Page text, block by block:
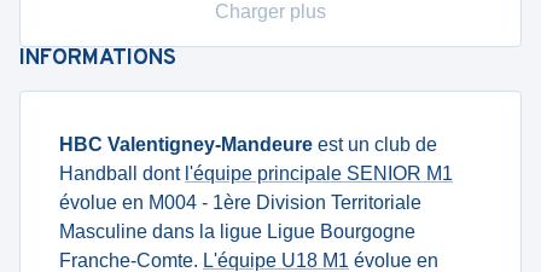
Charger plus
INFORMATIONS
HBC Valentigney-Mandeure est un club de
Handball dont l'équipe principale SENIOR M1
évolue en M004 - 1ère Division Territoriale
Masculine dans la ligue Ligue Bourgogne
Franche-Comte. L'équipe U18 M1 évolue en